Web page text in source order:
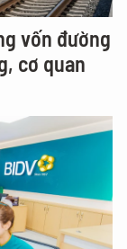
vốn đường
cơ quan